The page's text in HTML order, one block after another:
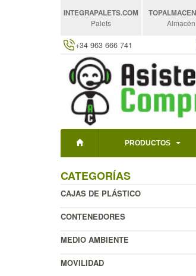
INTEGRAPALETS.COM
Palets
TOPALMACEN
Almacén
+34 963 666 741
PRODUCTOS
CATEGORÍAS
CAJAS DE PLÁSTICO
CONTENEDORES
MEDIO AMBIENTE
MOVILIDAD